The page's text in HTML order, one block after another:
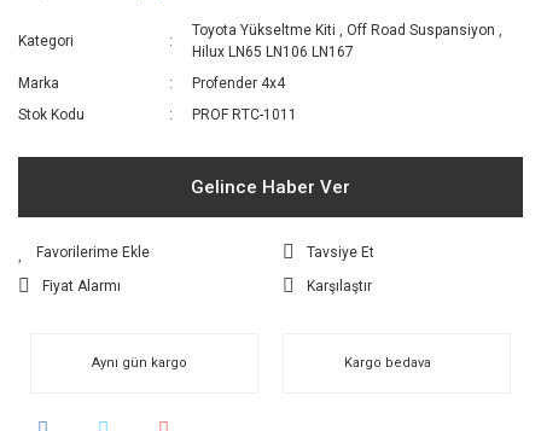
Kategori
Toyota Yükseltme Kiti ,Off Road Suspansiyon
Hilux LN65 LN106 LN167
Marka
Profender 4x4
Stok Kodu
PROF RTC-1011
Gelince Haber Ver
Tavsiye Et
Fiyat Alarmı
Karşılaştır
Aynı gün kargo Kargo bedava